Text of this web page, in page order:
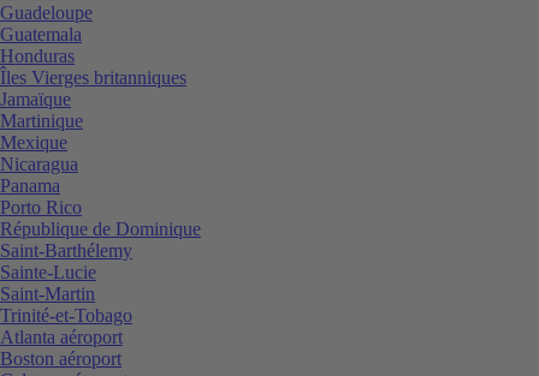
Guadeloupe
Guatemala
Honduras
Îles Vierges britanniques
Jamaïque
Martinique
Mexique
Nicaragua
Panama
Porto Rico
République de Dominique
Saint-Barthélemy
Sainte-Lucie
Saint-Martin
Trinité-et-Tobago
Atlanta aéroport
Boston aéroport